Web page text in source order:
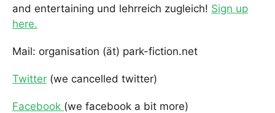
and entertaining und lehrreich zugleich! Sign up
here.
Mail: organisation (ät) park-fiction.net
Twitter (we cancelled twitter)
Facebook (we facebook a bit more)